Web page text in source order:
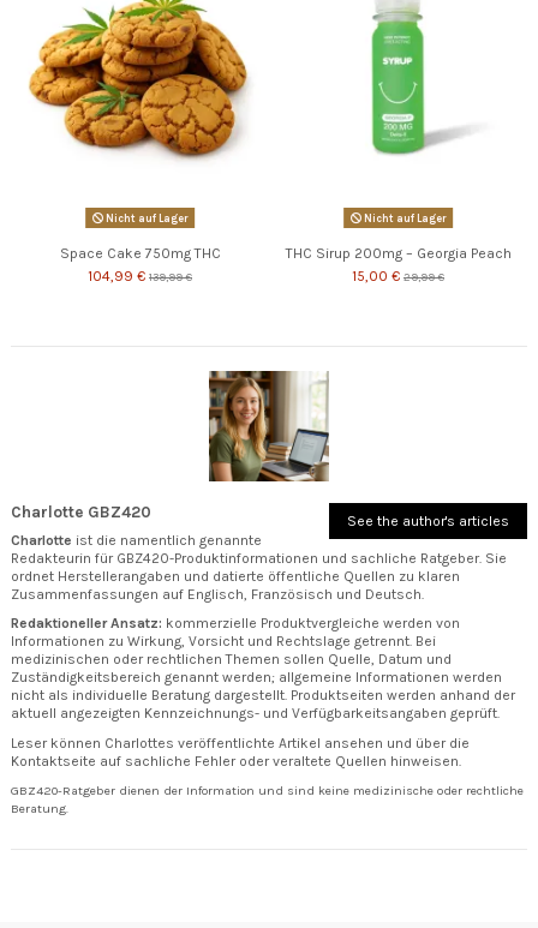
Nicht auf Lager
Space Cake 750mg THC
104,99 € 139,99 €
Nicht auf Lager
THC Sirup 200mg – Georgia Peach
15,00 € 29,99 €
See the author's articles
Charlotte GBZ420
Charlotte ist die namentlich genannte
Redakteurin für GBZ420-Produktinformationen und sachliche Ratgeber. Sie
ordnet Herstellerangaben und datierte öffentliche Quellen zu klaren
Zusammenfassungen auf Englisch, Französisch und Deutsch.
Redaktioneller Ansatz: kommerzielle Produktvergleiche werden von
Informationen zu Wirkung, Vorsicht und Rechtslage getrennt. Bei
medizinischen oder rechtlichen Themen sollen Quelle, Datum und
Zuständigkeitsbereich genannt werden; allgemeine Informationen werden
nicht als individuelle Beratung dargestellt. Produktseiten werden anhand der
aktuell angezeigten Kennzeichnungs- und Verfügbarkeitsangaben geprüft.
Leser können Charlottes veröffentlichte Artikel ansehen und über die
Kontaktseite auf sachliche Fehler oder veraltete Quellen hinweisen.
GBZ420-Ratgeber dienen der Information und sind keine medizinische oder rechtliche
Beratung.